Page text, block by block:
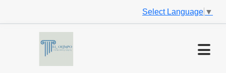
Select Language ▼